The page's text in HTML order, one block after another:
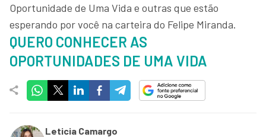
Oportunidade de Uma Vida e outras que estão
esperando por você na carteira do Felipe Miranda.
QUERO CONHECER AS
OPORTUNIDADES DE UMA VIDA
Leticia Camargo